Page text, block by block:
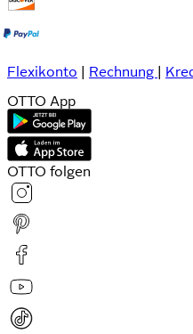
Flexikonto Rechnung
OTTO App
OTTO folgen